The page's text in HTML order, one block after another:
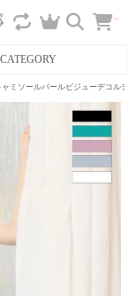
CATEGORY
へ
ミソールパールビジューデコ